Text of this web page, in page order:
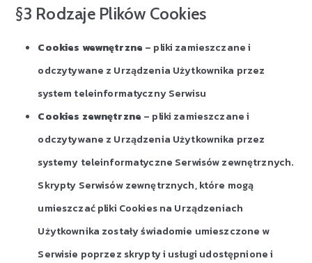
§3 Rodzaje Plików Cookies
Cookies wewnętrzne – pliki zamieszczane i
odczytywane z Urządzenia Użytkownika przez
system teleinformatyczny Serwisu
Cookies zewnętrzne – pliki zamieszczane i
odczytywane z Urządzenia Użytkownika przez
systemy teleinformatyczne Serwisów zewnętrznych.
Skrypty Serwisów zewnętrznych, które mogą
umieszczać pliki Cookies na Urządzeniach
Użytkownika zostały świadomie umieszczone w
Serwisie poprzez skrypty i usługi udostępnione i